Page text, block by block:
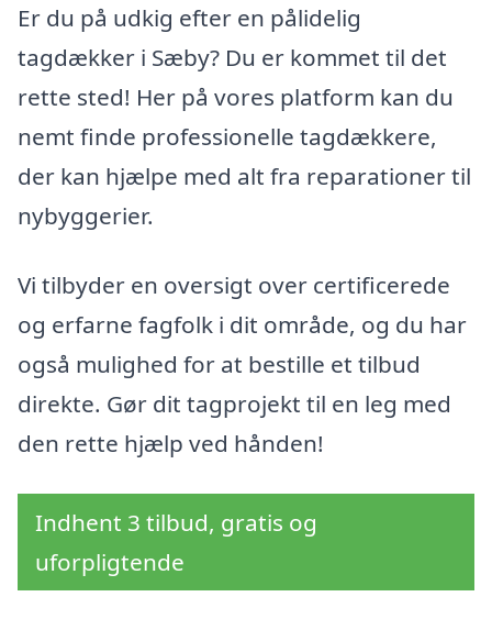
Er du på udkig efter en pålidelig
tagdækker i Sæby? Du er kommet til det
rette sted! Her på vores platform kan du
nemt finde professionelle tagdækkere,
der kan hjælpe med alt fra reparationer til
nybyggerier.
Vi tilbyder en oversigt over certificerede
og erfarne fagfolk i dit område, og du har
også mulighed for at bestille et tilbud
direkte. Gør dit tagprojekt til en leg med
den rette hjælp ved hånden!
Indhent 3 tilbud, gratis og
uforpligtende